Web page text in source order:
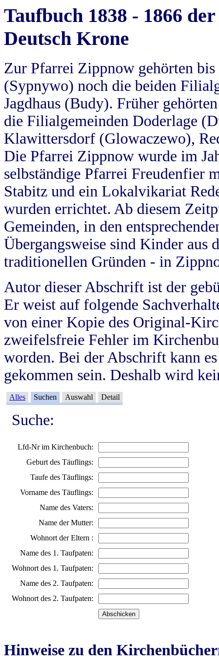
Taufbuch 1838 - 1866
Deutsch Krone
Zur Pfarrei Zippnow gehörten
(Sypnywo) noch die beiden
Jagdhaus (Budy). Früher
die Filialgemeinden Doderlage
Klawittersdorf (Glowaczewo),
Die Pfarrei Zippnow wurde im
selbständige Pfarrei Freudenfier
Stabitz und ein Lokalvikariat
wurden errichtet. Ab diesem
Gemeinden, in den
Übergangsweise sind Kinder aus
traditionellen Gründen - in
Autor dieser Abschrift ist der
Er weist auf folgende
von einer Kopie des Original-
zweifelsfreie Fehler im
worden. Bei der Abschrift kann
gekommen sein. Deshalb wird
Alles Suchen Auswahl Detail
Suche:
Lfd-Nr im Kirchenbuch:
Geburt des Täuflings:
Taufe des Täuflings:
Vorname des Täuflings:
Name des Vaters:
Name der Mutter:
Wohnort der Eltern :
Name des 1. Taufpaten:
Wohnort des 1. Taufpaten:
Name des 2. Taufpaten:
Wohnort des 2. Taufpaten:
Hinweise zu den